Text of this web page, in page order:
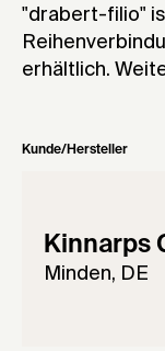
"drabert-filio"
erhältlich.
Kunde/Hersteller
Kinnarps
Minden, DE